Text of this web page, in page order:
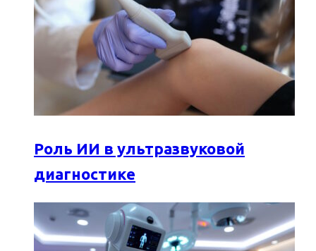
Роль ИИ в ультразвуковой
диагностике